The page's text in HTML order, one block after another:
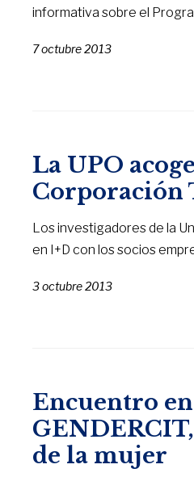
informativa sobre el
7 octubre 2013
La UPO
Corporación
Los investigadores de la
en I+D con los socios
3 octubre 2013
Encuentro
de la mujer